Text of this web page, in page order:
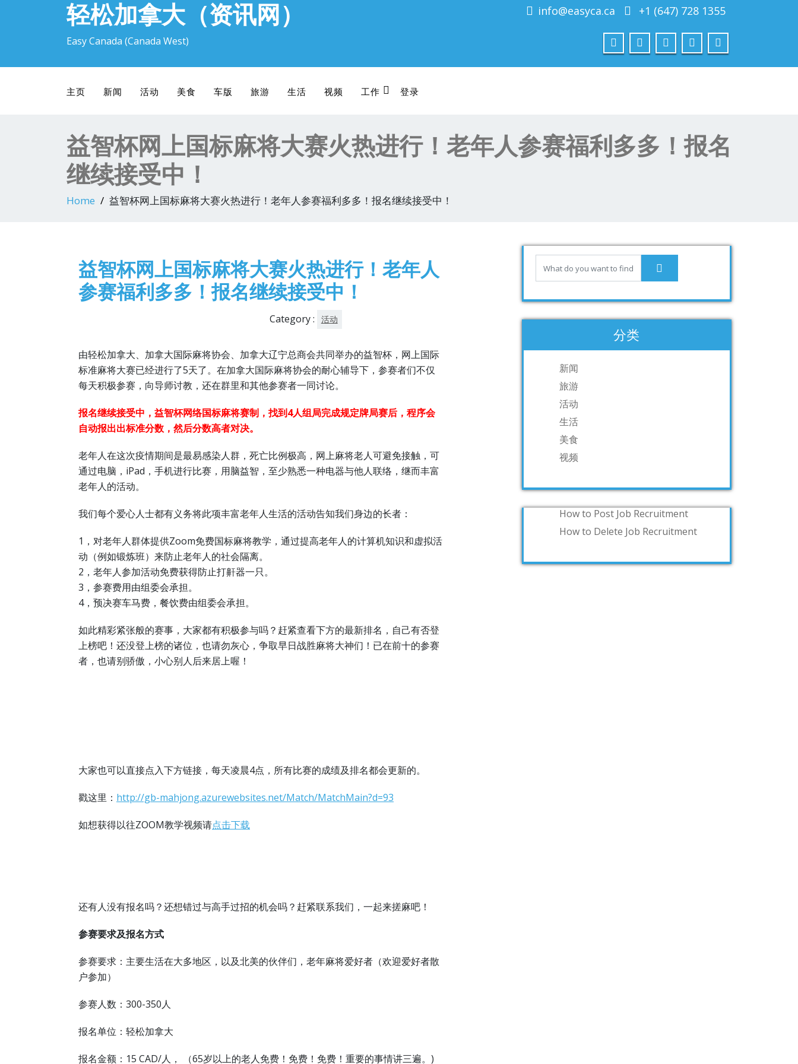
轻松加拿大（资讯网）
Easy Canada (Canada West)
info@easyca.ca +1 (647) 728 1355
主页 新闻 活动 美食 车版 旅游 生活 视频 工作 登录
益智杯网上国标麻将大赛火热进行！老年人参赛福利多多！报名
继续接受中！
Home 益智杯网上国标麻将大赛火热进行！老年人参赛福利多多！报名继续接受中！
益智杯网上国标麻将大赛火热进行！老年人
参赛福利多多！报名继续接受中！
Category : 活动
由轻松加拿大、加拿大国际麻将协会、加拿大辽宁总商会共同举办的益智杯，网上国际
标准麻将大赛已经进行了5天了。在加拿大国际麻将协会的耐心辅导下，参赛者们不仅
每天积极参赛，向导师讨教，还在群里和其他参赛者一同讨论。
报名继续接受中，益智杯网络国标麻将赛制，找到4人组局完成规定牌局赛后，程序会
自动报出出标准分数，然后分数高者对决。
老年人在这次疫情期间是最易感染人群，死亡比例极高，网上麻将老人可避免接触，可
通过电脑，iPad，手机进行比赛，用脑益智，至少熟悉一种电器与他人联络，继而丰富
老年人的活动。
我们每个爱心人士都有义务将此项丰富老年人生活的活动告知我们身边的长者：
1，对老年人群体提供Zoom免费国标麻将教学，通过提高老年人的计算机知识和虚拟活
动（例如锻炼班）来防止老年人的社会隔离。
2，老年人参加活动免费获得防止打鼾器一只。
3，参赛费用由组委会承担。
4，预决赛车马费，餐饮费由组委会承担。
如此精彩紧张般的赛事，大家都有积极参与吗？赶紧查看下方的最新排名，自己有否登
上榜吧！还没登上榜的诸位，也请勿灰心，争取早日战胜麻将大神们！已在前十的参赛
者，也请别骄傲，小心别人后来居上喔！
大家也可以直接点入下方链接，每天凌晨4点，所有比赛的成绩及排名都会更新的。
戳这里： http://gb-mahjong.azurewebsites.net/Match/MatchMain?d=93
如想获得以往ZOOM教学视频请点击下载
还有人没有报名吗？还想错过与高手过招的机会吗？赶紧联系我们，一起来搓麻吧！
参赛要求及报名方式
参赛要求：主要生活在大多地区，以及北美的伙伴们，老年麻将爱好者（欢迎爱好者散
户参加）
参赛人数：300-350人
报名单位：轻松加拿大
报名金额：15 CAD/人， （65岁以上的老人免费！免费！免费！重要的事情讲三遍。)
分类
新闻
旅游
活动
生活
美食
视频
How to Post Job Recruitment
How to Delete Job Recruitment